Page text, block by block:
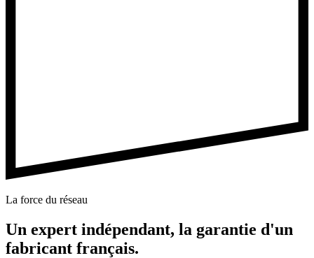
La force du réseau
Un expert indépendant, la garantie d'un
fabricant français.